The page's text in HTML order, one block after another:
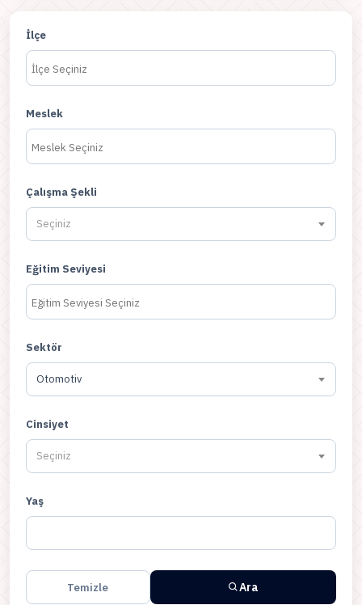
İlçe
Meslek
Çalışma Şekli
Seçiniz
Eğitim Seviyesi
Sektör
Otomotiv
Cinsiyet
Seçiniz
Yaş
Temizle Ara